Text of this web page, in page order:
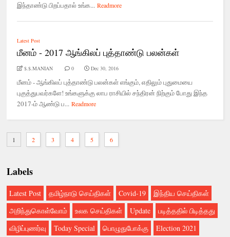
இந்தாண்டு பிறப்பதால் உங்க... Readmore
Latest Post
மீனம் - 2017 ஆங்கிலப் புத்தாண்டு பலன்கள்
$.$.MANIAN 0 Dec 30, 2016
மீனம் - ஆங்கிலப் புத்தாண்டு பலன்கள் எங்கும், எதிலும் புதுமையை
புகுத்துபவர்களே! உங்களுக்கு லாப ராசியில் சந்திரன் நிற்கும் போது இந்த
2017-ம் ஆண்டு ப... Readmore
1 2 3 4 5 6
Labels
Latest Post தமிழ்நாடு செய்திகள் Covid-19
இந்திய செய்திகள்
அறிந்துகொள்வோம்
உலக செய்திகள் Update
படித்ததில் பிடித்தது
விழிப்புணர்வு
Today Special பொழுதுபோக்கு
Election 2021